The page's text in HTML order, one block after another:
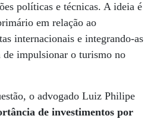
políticas e técnicas. A ideia é
em relação ao
internacionais e integrando-as
de impulsionar o turismo no
o advogado Luiz Philipe
de investimentos por